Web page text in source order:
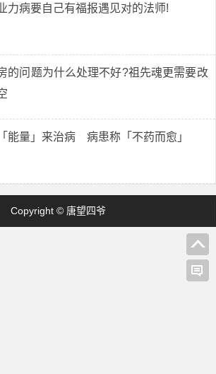
力病要自己有福报遇见对的法师!
的问题为什么处理不好?祖先魂更需要改
能量」来治病 病患称「不药而愈」
Copyright © 唐望四爷